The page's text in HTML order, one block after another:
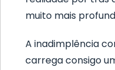
muito mais
A inadimplência
carrega consigo